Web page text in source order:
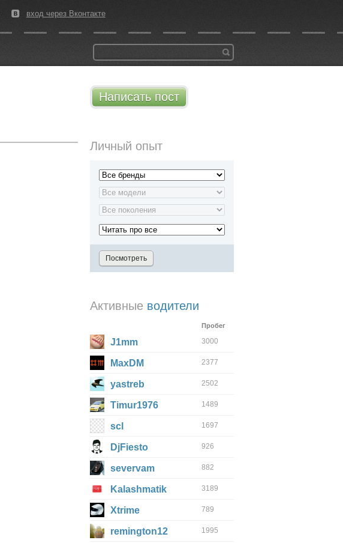
вход через Вконтакте
Написать пост
Личный опыт
Активные водители
Пробег
J1mm 3000
MaxDM 2377
yastreb 2502
Timur1976 1489
scl 1697
DjFiesto 926
severvam 882
Kalashmatik 3189
Xtrime 789
remington12 1995